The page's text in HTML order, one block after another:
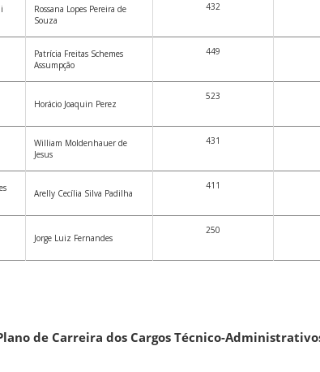
Rossana Lopes Pereira de
Souza
432
Patrícia Freitas Schemes
Assumpção
449
Horácio Joaquin Perez
523
William Moldenhauer de
Jesus
431
Arelly Cecília Silva Padilha
411
Jorge Luiz Fernandes
250
de Carreira dos Cargos Técnico-